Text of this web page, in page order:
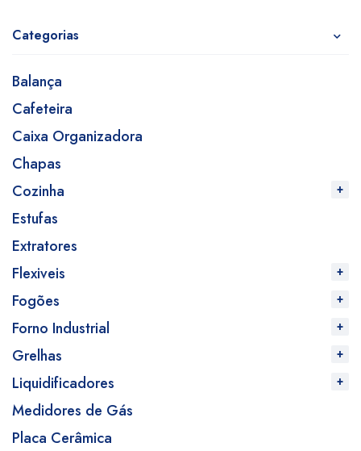
Categorias
Balança
Cafeteira
Caixa Organizadora
Chapas
Cozinha
Estufas
Extratores
Flexiveis
Fogões
Forno Industrial
Grelhas
Liquidificadores
Medidores de Gás
Placa Cerâmica